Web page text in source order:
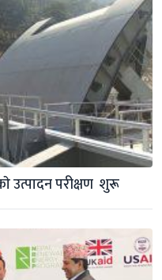
उत्पादन परीक्षण  शुरू